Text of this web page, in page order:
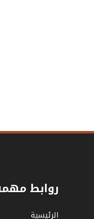
روابط
الرئيسية